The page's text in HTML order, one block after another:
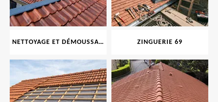
NETTOYAGE ET DÉMOUSSAGE DE TOITURE ET FAÇADE 69 ZINGUERIE 69